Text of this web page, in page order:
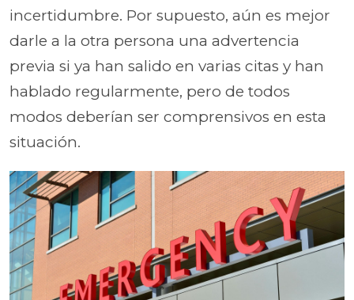
incertidumbre. Por supuesto, aún es mejor
darle a la otra persona una advertencia
previa si ya han salido en varias citas y han
hablado regularmente, pero de todos
modos deberían ser comprensivos en esta
situación.